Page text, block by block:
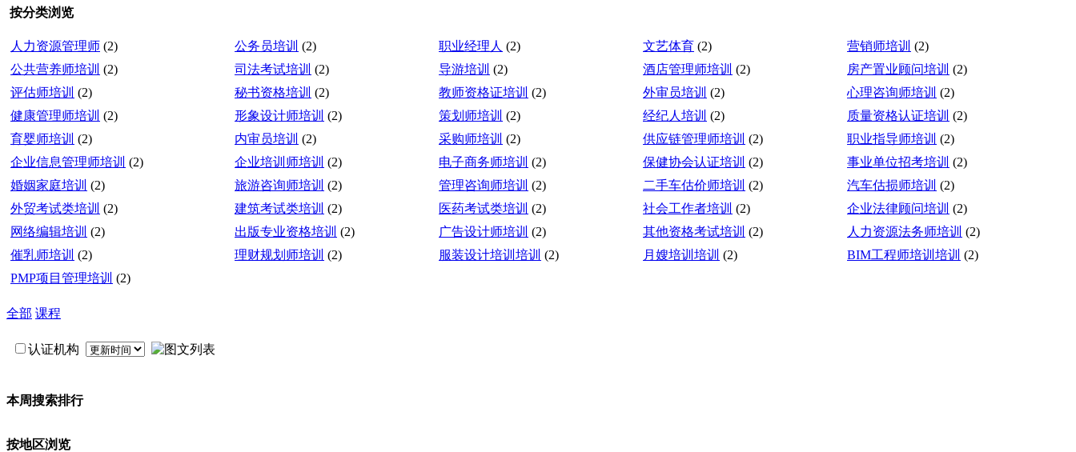
按分类浏览
人力资源管理师 (2) 公务员培训 (2) 职业经理人 (2) 文艺体育 (2) 营销师培训 (2)
公共营养师培训 (2) 司法考试培训 (2) 导游培训 (2) 酒店管理师培训 (2) 房产置业顾问培训 (2)
评估师培训 (2) 秘书资格培训 (2) 教师资格证培训 (2) 外审员培训 (2) 心理咨询师培训 (2)
健康管理师培训 (2) 形象设计师培训 (2) 策划师培训 (2) 经纪人培训 (2) 质量资格认证培训 (2)
育婴师培训 (2) 内审员培训 (2) 采购师培训 (2) 供应链管理师培训 (2) 职业指导师培训 (2)
企业信息管理师培训 (2) 企业培训师培训 (2) 电子商务师培训 (2) 保健协会认证培训 (2) 事业单位招考培训 (2)
婚姻家庭培训 (2) 旅游咨询师培训 (2) 管理咨询师培训 (2) 二手车估价师培训 (2) 汽车估损师培训 (2)
外贸考试类培训 (2) 建筑考试类培训 (2) 医药考试类培训 (2) 社会工作者培训 (2) 企业法律顾问培训 (2)
网络编辑培训 (2) 出版专业资格培训 (2) 广告设计师培训 (2) 其他资格考试培训 (2) 人力资源法务师培训 (2)
催乳师培训 (2) 理财规划师培训 (2) 服装设计培训培训 (2) 月嫂培训培训 (2) BIM工程师培训培训 (2)
PMP项目管理培训 (2)
全部 课程
认证机构
本周搜索排行
按地区浏览